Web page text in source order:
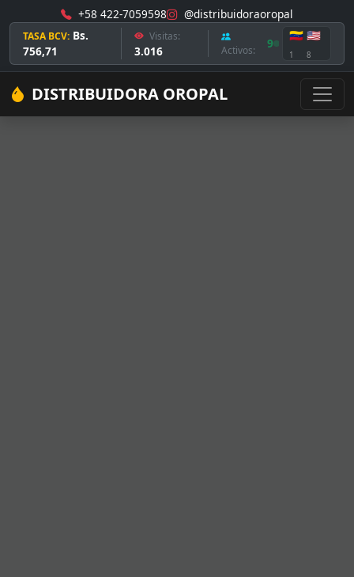
+58 422-7059598 @distribuidoraoropal
TASA BCV: Bs.
756,71
Visitas:
3.016 Activos: 9
🇻🇪
1
🇺🇸
8
DISTRIBUIDORA OROPAL